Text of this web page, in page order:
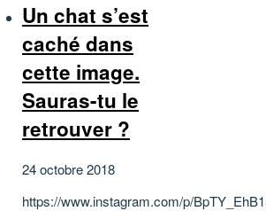
Un chat s’est
caché dans
cette image.
Sauras-tu le
retrouver ?
24 octobre 2018
https://www.instagram.com/p/